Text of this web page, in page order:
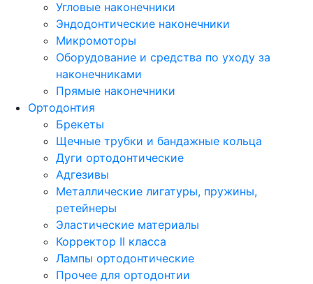
Угловые наконечники
Эндодонтические наконечники
Микромоторы
Оборудование и средства по уходу за
наконечниками
Прямые наконечники
Ортодонтия
Брекеты
Щечные трубки и бандажные кольца
Дуги ортодонтические
Адгезивы
Металлические лигатуры, пружины,
ретейнеры
Эластические материалы
Корректор II класса
Лампы ортодонтические
Прочее для ортодонтии